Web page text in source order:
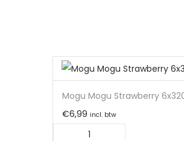
Mogu Mogu Strawberry
€6,99 incl. btw